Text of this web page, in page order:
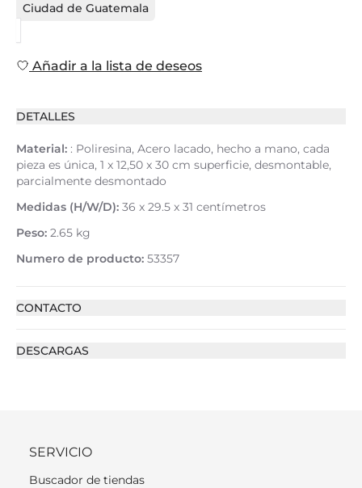
Ciudad de Guatemala
Añadir a la lista de deseos
DETALLES
Material: : Poliresina, Acero lacado, hecho a mano, cada
pieza es única, 1 x 12,50 x 30 cm superficie, desmontable,
parcialmente desmontado
Medidas (H/W/D): 36 x 29.5 x 31 centímetros
Peso: 2.65 kg
Numero de producto: 53357
CONTACTO
DESCARGAS
SERVICIO
Buscador de tiendas